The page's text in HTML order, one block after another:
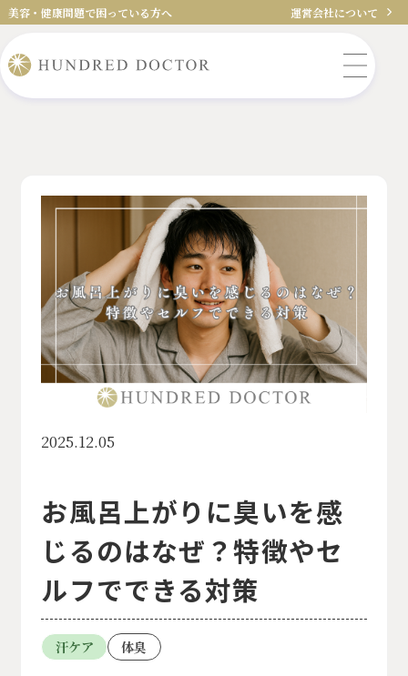
美容・健康問題で困っている方へ 運営会社について
2025.12.05
お風呂上がりに臭いを感
じるのはなぜ？特徴やセ
ルフでできる対策
汗ケア 体臭